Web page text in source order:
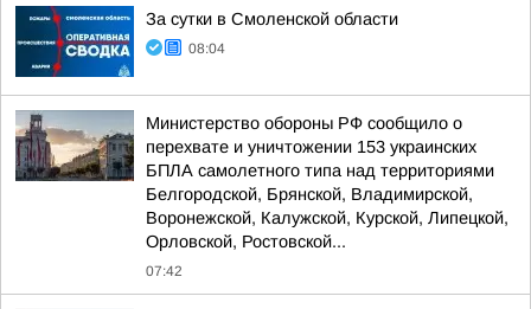
За сутки в Смоленской области
08:04
Министерство обороны РФ сообщило о
перехвате и уничтожении 153 украинских
БПЛА самолетного типа над территориями
Белгородской, Брянской, Владимирской,
Воронежской, Калужской, Курской, Липецкой,
Орловской, Ростовской...
07:42